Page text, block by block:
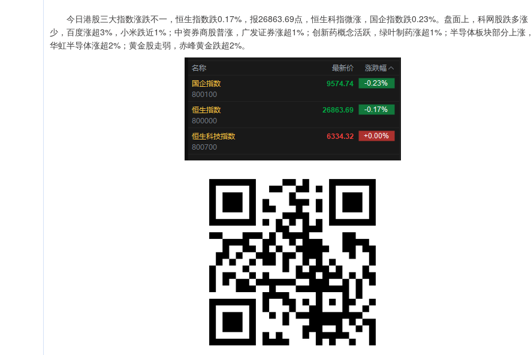
今日港股三大指数涨跌不一，恒生指数跌0.17%，报26863.69点，恒生科指微涨，国企指数跌0.23%。盘面上，科网股跌多涨
少，百度涨超3%，小米跌近1%；中资券商股普涨，广发证券涨超1%；创新药概念活跃，绿叶制药涨超1%；半导体板块部分上涨，
华虹半导体涨超2%；黄金股走弱，赤峰黄金跌超2%。